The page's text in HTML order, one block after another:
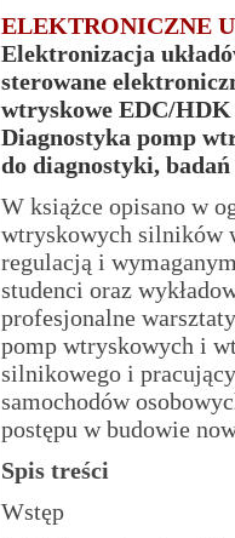
ELEKTRONICZNE
Elektronizacja
sterowane
wtryskowe EDC/HDK
Diagnostyka pomp
do diagnostyki,
W książce opisano w
wtryskowych silników
regulacją i
studenci oraz
profesjonalne
pomp wtryskowych i
silnikowego i
samochodów
postępu w budowie
Spis treści
Wstęp